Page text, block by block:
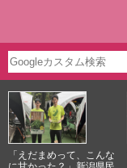
「えだまめって、こんな